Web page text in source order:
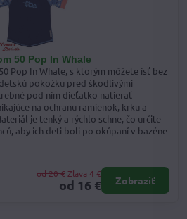
50 Pop In Whale
Pop In Whale, s ktorým môžete ísť bez
pokožku pred škodlivými
pod ním dieťatko natierať
na ochranu ramienok, krku a
je tenký a rýchlo schne, čo určite
aby ich deti boli po okúpaní v bazéne
od 16 €
od 20 €Zľava 4 €
Zobraziť